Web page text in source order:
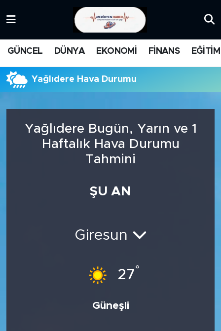
GÜNCEL DÜNYA EKONOMİ FİNANS EĞİTİM
Yağlıdere Hava Durumu
Yağlıdere Bugün, Yarın ve 1
Haftalık Hava Durumu
Tahmini
ŞU AN
Giresun
27°
Güneşli
FİNANS
BİLİM-TEKNOLOJİ
Süper Lig Puan Durumu ve Fikstür
Tüm Manşetler
Son Dakika Haberleri